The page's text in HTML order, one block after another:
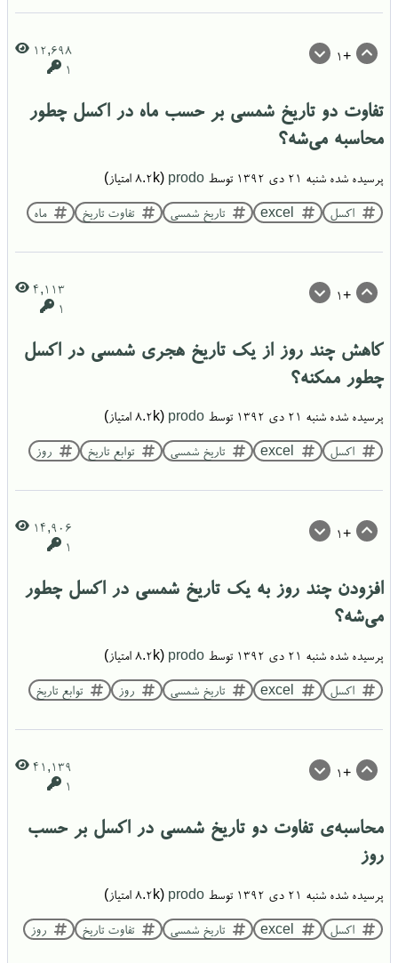
+1
12,698
1
تفاوت دو تاریخ شمسی بر حسب ماه در اکسل چطور
محاسبه می‌شه؟
پرسیده شده شنبه ۲۱ دی ۱۳۹۲ توسط prodo
(
8.2k امتیاز)
اکسل excel تاریخ شمسی تفاوت تاریخ ماه
+1
4,113
1
کاهش چند روز از یک تاریخ هجری شمسی در اکسل
چطور ممکنه؟
پرسیده شده شنبه ۲۱ دی ۱۳۹۲ توسط prodo
(
8.2k امتیاز)
اکسل excel تاریخ شمسی توابع تاریخ روز
+1
14,906
1
افزودن چند روز به یک تاریخ شمسی در اکسل چطور
می‌شه؟
پرسیده شده شنبه ۲۱ دی ۱۳۹۲ توسط prodo
(
8.2k امتیاز)
اکسل excel تاریخ شمسی روز توابع تاریخ
+1
41,139
1
محاسبه‌ی تفاوت دو تاریخ شمسی در اکسل بر حسب
روز
پرسیده شده شنبه ۲۱ دی ۱۳۹۲ توسط prodo
(
8.2k امتیاز)
اکسل excel تاریخ شمسی تفاوت تاریخ روز